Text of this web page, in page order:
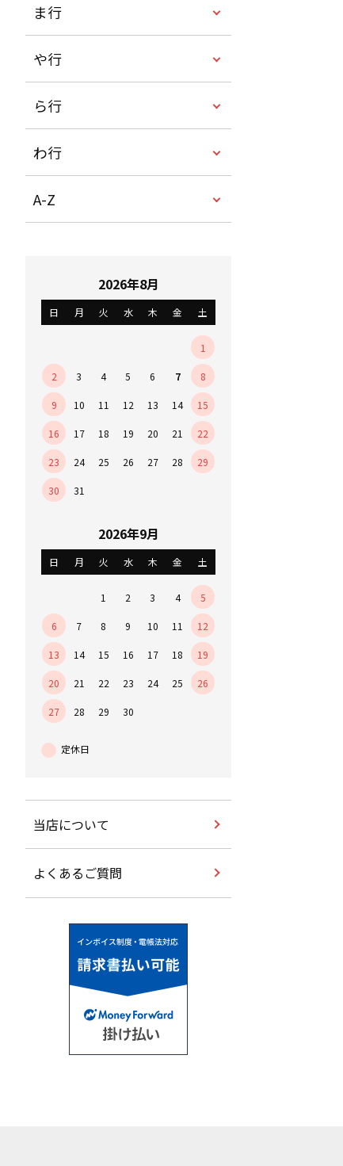
ま行
や行
ら行
わ行
A-Z
2026年8月
日 月 火 水 木 金 土
1
2 3 4 5 6 7 8
9 10 11 12 13 14 15
16 17 18 19 20 21 22
23 24 25 26 27 28 29
30 31
2026年9月
日 月 火 水 木 金 土
1 2 3 4 5
6 7 8 9 10 11 12
13 14 15 16 17 18 19
20 21 22 23 24 25 26
27 28 29 30
当店について
よくあるご質問